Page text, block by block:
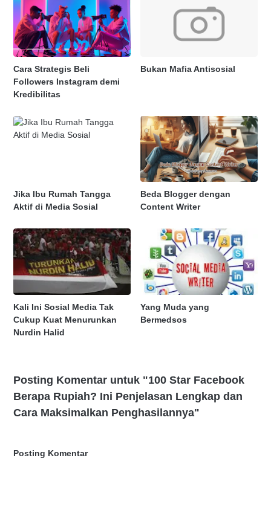
Cara Strategis Beli
Followers Instagram demi
Kredibilitas
Bukan Mafia Antisosial
Jika Ibu Rumah Tangga
Aktif di Media Sosial
Beda Blogger dengan
Content Writer
Kali Ini Sosial Media Tak
Cukup Kuat Menurunkan
Nurdin Halid
Yang Muda yang
Bermedsos
Posting Komentar untuk "100 Star Facebook
Berapa Rupiah? Ini Penjelasan Lengkap dan
Cara Maksimalkan Penghasilannya"
Posting Komentar